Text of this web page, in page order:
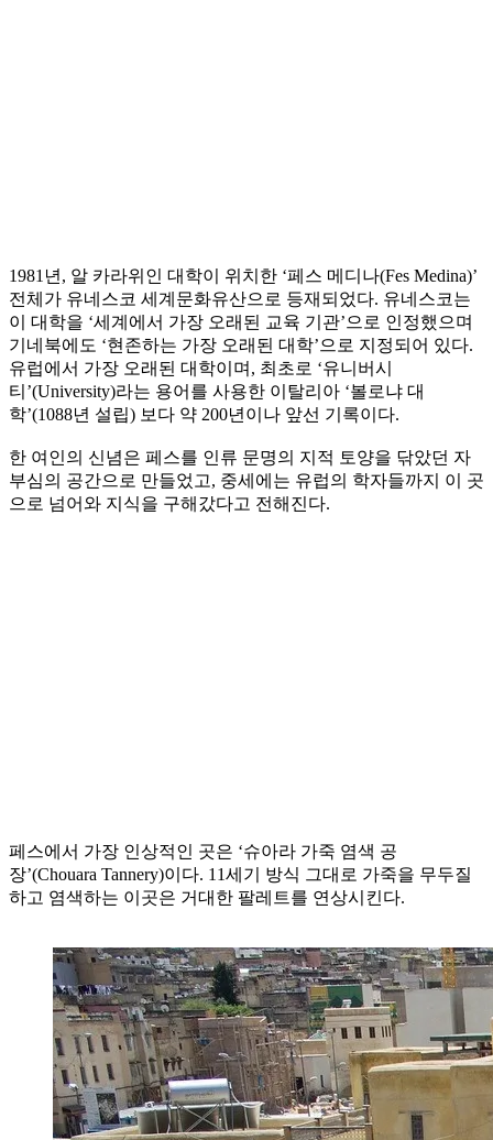
1981년, 알 카라위인 대학이 위치한 ‘페스 메디나(Fes Medina)’
전체가 유네스코 세계문화유산으로 등재되었다. 유네스코는
이 대학을 ‘세계에서 가장 오래된 교육 기관’으로 인정했으며
기네북에도 ‘현존하는 가장 오래된 대학’으로 지정되어 있다.
유럽에서 가장 오래된 대학이며, 최초로 ‘유니버시
티’(University)라는 용어를 사용한 이탈리아 ‘볼로냐 대
학’(1088년 설립) 보다 약 200년이나 앞선 기록이다.
한 여인의 신념은 페스를 인류 문명의 지적 토양을 닦았던 자
부심의 공간으로 만들었고, 중세에는 유럽의 학자들까지 이 곳
으로 넘어와 지식을 구해갔다고 전해진다.
페스에서 가장 인상적인 곳은 ‘슈아라 가죽 염색 공
장’(Chouara Tannery)이다. 11세기 방식 그대로 가죽을 무두질
하고 염색하는 이곳은 거대한 팔레트를 연상시킨다.